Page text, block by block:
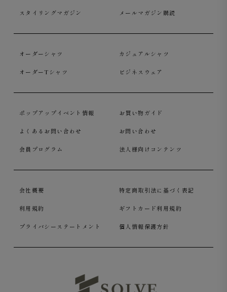
スタイリングマガジン メールマガジン購読
オーダーシャツ カジュアルシャツ
オーダーTシャツ ビジネスウェア
ポップアップイベント情報 お買い物ガイド
よくあるお問い合わせ お問い合わせ
会員プログラム 法人様向けコンテンツ
会社概要 特定商取引法に基づく表記
利用規約 ギフトカード利用規約
プライバシーステートメント 個人情報保護方針